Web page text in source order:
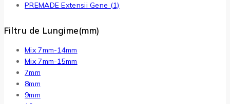
PREMADE Extensii Gene (1)
Filtru de Lungime(mm)
Mix 7mm-14mm
Mix 7mm-15mm
7mm
8mm
9mm